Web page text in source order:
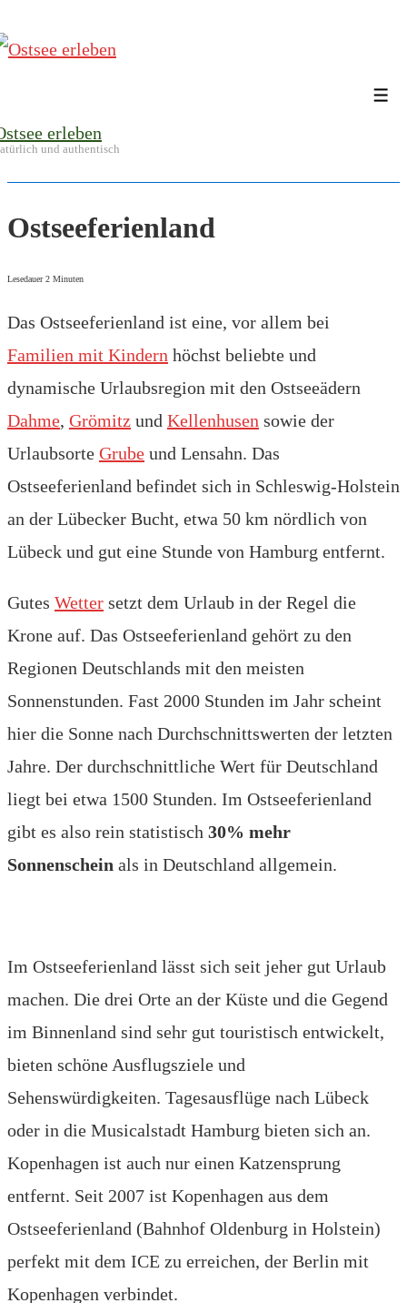
Zum
erleben
und authentisch
Ostseeferienland
Lesedauer 2 Minuten
Das Ostseeferienland ist eine, vor allem bei
Familien mit Kindern höchst beliebte und
dynamische Urlaubsregion mit den Ostseeädern
Dahme, Grömitz und Kellenhusen sowie der
Urlaubsorte Grube und Lensahn. Das
Ostseeferienland befindet sich in Schleswig-Holstein
an der Lübecker Bucht, etwa 50 km nördlich von
Lübeck und gut eine Stunde von Hamburg entfernt.
Gutes Wetter setzt dem Urlaub in der Regel die
Krone auf. Das Ostseeferienland gehört zu den
Regionen Deutschlands mit den meisten
Sonnenstunden. Fast 2000 Stunden im Jahr scheint
hier die Sonne nach Durchschnittswerten der letzten
Jahre. Der durchschnittliche Wert für Deutschland
liegt bei etwa 1500 Stunden. Im Ostseeferienland
gibt es also rein statistisch 30% mehr
Sonnenschein als in Deutschland allgemein.
Im Ostseeferienland lässt sich seit jeher gut Urlaub
machen. Die drei Orte an der Küste und die Gegend
im Binnenland sind sehr gut touristisch entwickelt,
bieten schöne Ausflugsziele und
Sehenswürdigkeiten. Tagesausflüge nach Lübeck
oder in die Musicalstadt Hamburg bieten sich an.
Kopenhagen ist auch nur einen Katzensprung
entfernt. Seit 2007 ist Kopenhagen aus dem
Ostseeferienland (Bahnhof Oldenburg in Holstein)
perfekt mit dem ICE zu erreichen, der Berlin mit
Kopenhagen verbindet.